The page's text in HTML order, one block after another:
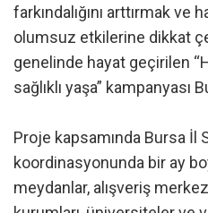
farkındalığını arttırmak ve
olumsuz etkilerine dikkat
genelinde hayat geçirilen
sağlıklı yaşa” kampanyası
Proje kapsamında Bursa İl
koordinasyonunda bir ay
meydanlar, alışveriş